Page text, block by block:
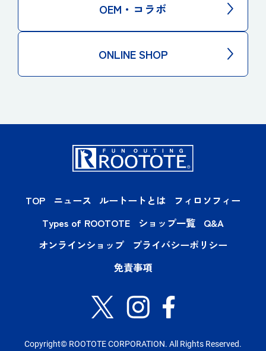
OEM・コラボ
ONLINE SHOP
TOP ニュース ルートートとは
フィロソフィー
Types of ROOTOTE
ショップ一覧
Q&A
オンラインショップ
プライバシーポリシー
免責事項
Copyright© ROOTOTE CORPORATION. All Rights Reserved.